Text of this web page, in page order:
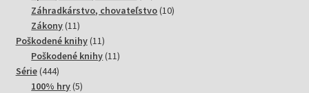
produktov
Záhradkárstvo, chovateľstvo 1010
Zákony 1111
produktov
Poškodené knihy 1111
produktov
Poškodené knihy 1111
Série 444444
produktov
100% hry 55